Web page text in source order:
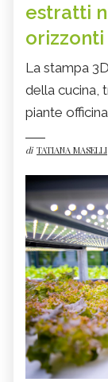
estratti
La stampa
della cucina,
piante
di TATIANA MASELLI